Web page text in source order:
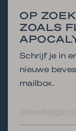
OP
ZOALS
Schrijf je in
nieuwe
mailbox.